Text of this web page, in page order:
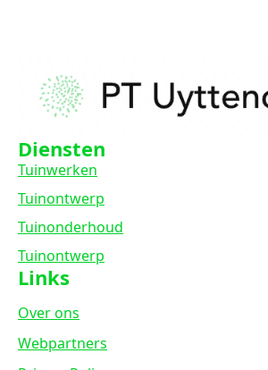
Diensten
Tuinwerken
Tuinontwerp
Tuinonderhoud
Tuinontwerp
Links
Over ons
Webpartners